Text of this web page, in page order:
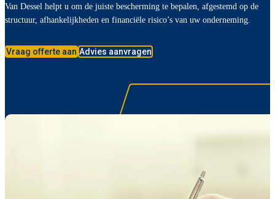
Van Dessel helpt u om de juiste bescherming te bepalen, afgestemd op de
structuur, afhankelijkheden en financiële risico’s van uw onderneming.
Vraag offerte aan Advies aanvragen